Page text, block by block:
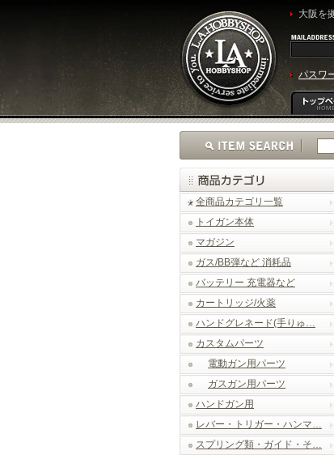
大阪を
パスワ
全商品カテゴリ一覧
トイガン本体
マガジン
ガス/BB弾など 消耗品
バッテリー 充電器など
カートリッジ/火薬
ハンドグレネード(手りゅ…
カスタムパーツ
電動ガン用パーツ
ガスガン用パーツ
ハンドガン用
レバー・トリガー・ハンマ…
スプリング類・ガイド・そ…